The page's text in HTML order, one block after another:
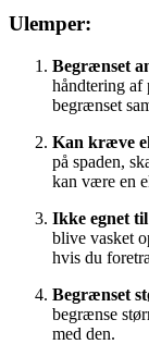
Ulemper:
Begrænset
håndtering af
begrænset
Kan kræve
på spaden,
kan være en
Ikke egnet
blive vasket
hvis du
Begrænset
begrænse
med den.